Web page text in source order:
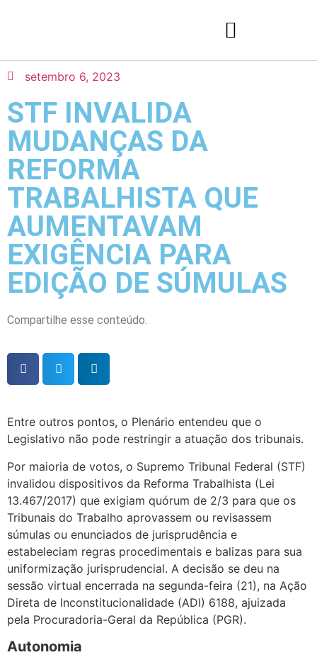
setembro 6, 2023
STF INVALIDA
MUDANÇAS DA
REFORMA
TRABALHISTA QUE
AUMENTAVAM
EXIGÊNCIA PARA
EDIÇÃO DE SÚMULAS
Compartilhe esse conteúdo.
Entre outros pontos, o Plenário entendeu que o
Legislativo não pode restringir a atuação dos tribunais.
Por maioria de votos, o Supremo Tribunal Federal (STF)
invalidou dispositivos da Reforma Trabalhista (Lei
13.467/2017) que exigiam quórum de 2/3 para que os
Tribunais do Trabalho aprovassem ou revisassem
súmulas ou enunciados de jurisprudência e
estabeleciam regras procedimentais e balizas para sua
uniformização jurisprudencial. A decisão se deu na
sessão virtual encerrada na segunda-feira (21), na Ação
Direta de Inconstitucionalidade (ADI) 6188, ajuizada
pela Procuradoria-Geral da República (PGR).
Autonomia